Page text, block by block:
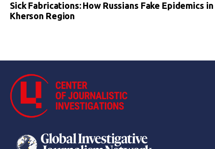
Sick Fabrications: How Russians Fake Epidemics in
Kherson Region